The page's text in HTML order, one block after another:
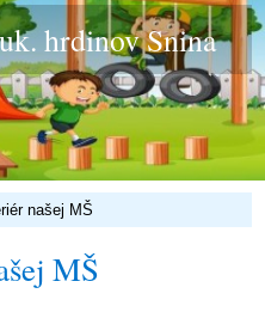
hrdinov Snina
našej MŠ
MŠ